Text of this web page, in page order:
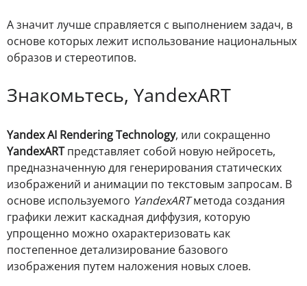
А значит лучше справляется с выполнением задач, в
основе которых лежит использование национальных
образов и стереотипов.
Знакомьтесь, YandexART
Yandex AI Rendering Technology, или сокращенно
YandexARTпредставляет собой новую нейросеть,
предназначенную для генерирования статических
изображений и анимации по текстовым запросам. В
основе используемого YandexARTметода создания
графики лежит каскадная диффузия, которую
упрощенно можно охарактеризовать как
постепенное детализирование базового
изображения путем наложения новых слоев.